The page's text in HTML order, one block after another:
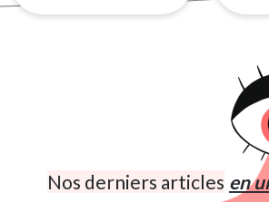
Nos derniers articles en